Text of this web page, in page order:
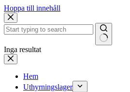
Hoppa till innehåll
Inga resultat
Hem
Uthyrningslager